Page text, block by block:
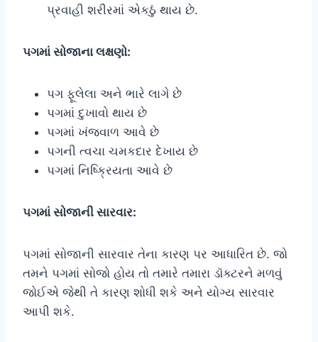
પ્રવાહી શરીરમાં એકઠું થાય છે.
પગમાં સોજાના લક્ષણો:
પગ ફૂલેલા અને ભારે લાગે છે
પગમાં દુખાવો થાય છે
પગમાં ખંજવાળ આવે છે
પગની ત્વચા ચમકદાર દેખાય છે
પગમાં નિષ્ક્રિયતા આવે છે
પગમાં સોજાની સારવાર:
પગમાં સોજાની સારવાર તેના કારણ પર આધારિત છે. જો
તમને પગમાં સોજો હોય તો તમારે તમારા ડૉક્ટરને મળવું
જોઈએ જેથી તે કારણ શોધી શકે અને યોગ્ય સારવાર
આપી શકે.